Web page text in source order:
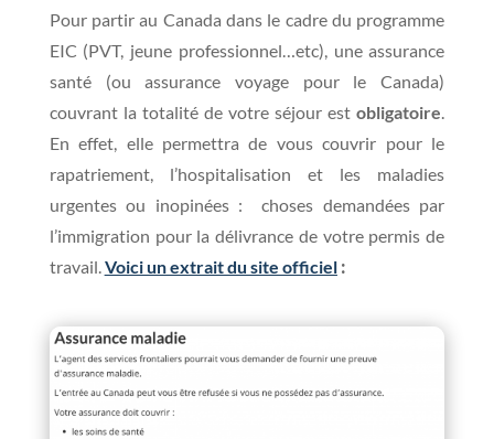
Pour partir au Canada dans le cadre du programme
EIC (PVT, jeune professionnel…etc), une assurance
santé (ou assurance voyage pour le Canada)
couvrant la totalité de votre séjour estobligatoire.
En effet, elle permettra de vous couvrir pour le
rapatriement, l’hospitalisation et les maladies
urgentes ou inopinées : choses demandées par
l’immigration pour la délivrance de votre permis de
travail.Voici un extrait du site officiel: